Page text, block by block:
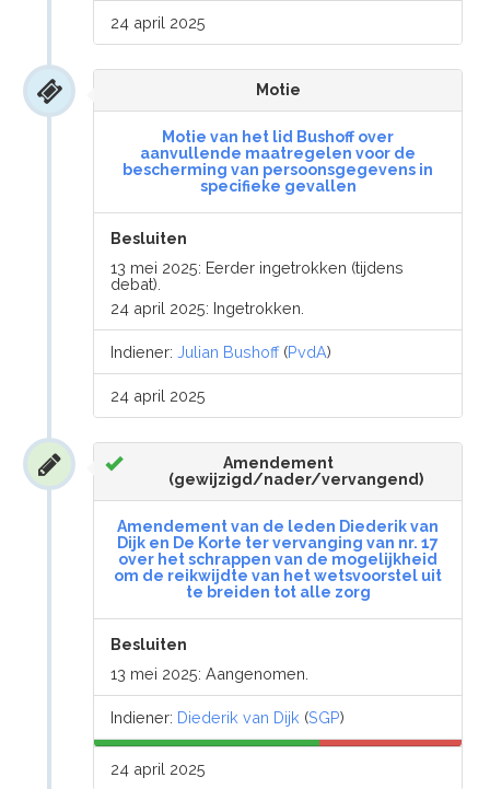
24 april 2025
Motie
Motie van het lid Bushoff over
aanvullende maatregelen voor de
bescherming van persoonsgegevens in
specifieke gevallen
Besluiten
13 mei 2025: Eerder ingetrokken (tijdens
debat).
24 april 2025: Ingetrokken.
Indiener:Julian Bushoff(PvdA)
24 april 2025
Amendement
(gewijzigd/nader/vervangend)
Amendement van de leden Diederik van
Dijk en De Korte ter vervanging van nr. 17
over het schrappen van de mogelijkheid
om de reikwijdte van het wetsvoorstel uit
te breiden tot alle zorg
Besluiten
13 mei 2025: Aangenomen.
Indiener: Diederik van Dijk (SGP)
24 april 2025